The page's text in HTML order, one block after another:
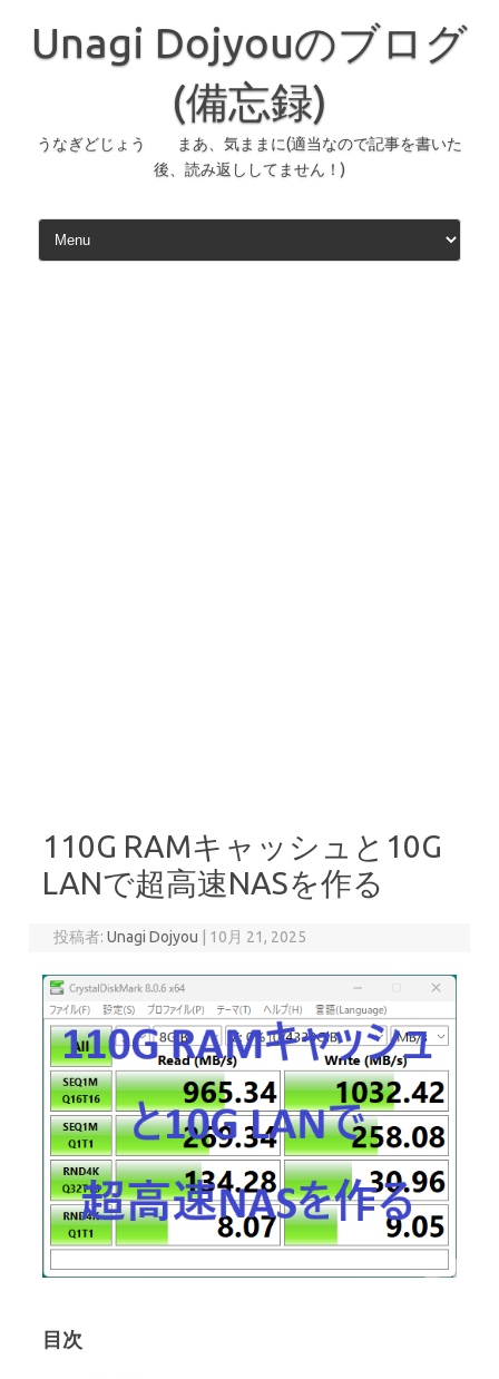
ン
プ
Unagi Dojyouのブログ
(備忘録)
うなぎどじょう まあ、気ままに(適当なので記事を書いた
後、読み返ししてません！)
110G RAMキャッシュと10G
LANで超高速NASを作る
投稿者:Unagi Dojyou 10月 21, 2025
目次